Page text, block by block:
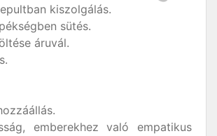
kiszolgálás.
sütés.
áruvál.
emberekhez való empatikus